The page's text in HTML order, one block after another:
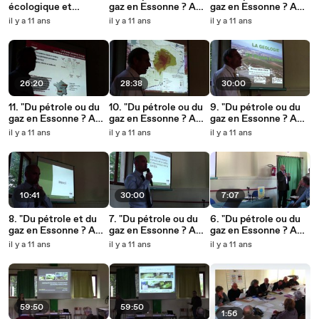
écologique et
biodiversité des
Formation ENE - FNE
IDF, 16 mai 2015.
Partie 3/3
il y a 11 ans
26:20
11. "Du pétrole ou du
gaz en Essonne ? A
quelles conditions ?",
du 4 juin 2015. Partie
6/8
il y a 11 ans
10:41
8. "Du pétrole et du
gaz en Essonne ? A
quelles conditions ? ",
juin 2015. Partie 3/8
il y a 11 ans
59:50
gaz en Essonne ? A
quelles conditions ?",
du 4 juin 2015. Partie
il y a 11 ans
28:38
10. "Du pétrole ou du
gaz en Essonne ? A
quelles conditions ?",
juin 2015. Partie 5/8
il y a 11 ans
30:00
7. "Du pétrole ou du
gaz en Essonne ? A
quelles conditions ?",
juin 2015. Partie 2/8
il y a 11 ans
59:50
gaz en Essonne ? A
quelles conditions ?",
du 4 juin 2015. Partie
7/8
il y a 11 ans
30:00
9. "Du pétrole ou du
gaz en Essonne ? A
quelles conditions ?",
juin 2015. Partie 4/8
il y a 11 ans
7:07
6. "Du pétrole ou du
gaz en Essonne ? A
quelles conditions ?",
du 4 juin 2015. Partie
il y a 11 ans
1:56